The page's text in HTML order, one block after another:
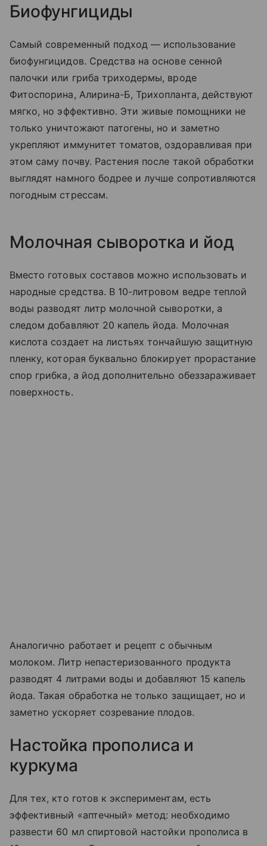
Биофунгициды
Самый современный подход — использование
биофунгицидов. Средства на основе сенной
палочки или гриба триходермы, вроде
Фитоспорина, Алирина-Б, Трихопланта, действуют
мягко, но эффективно. Эти живые помощники не
только уничтожают патогены, но и заметно
укрепляют иммунитет томатов, оздоравливая при
этом саму почву. Растения после такой обработки
выглядят намного бодрее и лучше сопротивляются
погодным стрессам.
Молочная сыворотка и йод
Вместо готовых составов можно использовать и
народные средства. В 10-литровом ведре теплой
воды разводят литр молочной сыворотки, а
следом добавляют 20 капель йода. Молочная
кислота создает на листьях тончайшую защитную
пленку, которая буквально блокирует прорастание
спор грибка, а йод дополнительно обеззараживает
поверхность.
Аналогично работает и рецепт с обычным
молоком. Литр непастеризованного продукта
разводят 4 литрами воды и добавляют 15 капель
йода. Такая обработка не только защищает, но и
заметно ускоряет созревание плодов.
Настойка прополиса и
куркума
Для тех, кто готов к экспериментам, есть
эффективный «аптечный» метод: необходимо
развести 60 мл спиртовой настойки прополиса в